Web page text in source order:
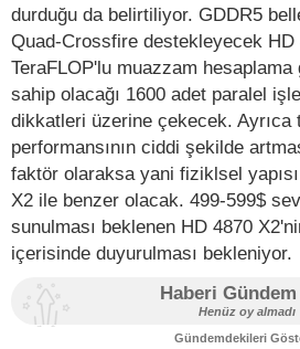
durduğu da belirtiliyor. GDDR5
Quad-Crossfire destekleyecek HD
TeraFLOP'lu muazzam
sahip olacağı 1600 adet paralel
dikkatleri üzerine çekecek. Ayrıca
performansının ciddi şekilde
faktör olaraksa yani fiziklsel
X2 ile benzer olacak. 499-599$
sunulması beklenen HD 4870
içerisinde duyurulması bekleniyor.
Haberi Gündem
Henüz oy almadı
Gündemdekileri